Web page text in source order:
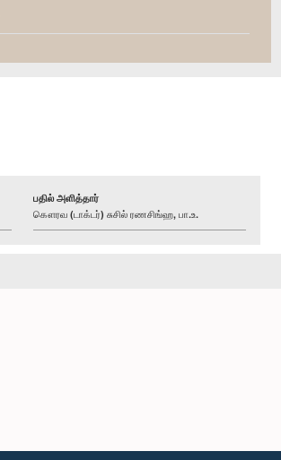
பதில் அளித்தார்
கௌரவ (டாக்டர்) சுசில் ரணசிங்ஹ, பா.உ.